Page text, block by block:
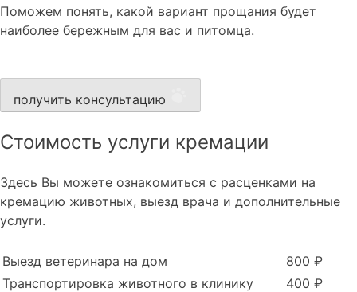
Поможем понять, какой вариант прощания будет
наиболее бережным для вас и питомца.
получить консультацию
Стоимость услуги кремации
Здесь Вы можете ознакомиться с расценками на
кремацию животных, выезд врача и дополнительные
услуги.
Выезд ветеринара на дом
800 ₽
Транспортировка животного в клинику
400 ₽